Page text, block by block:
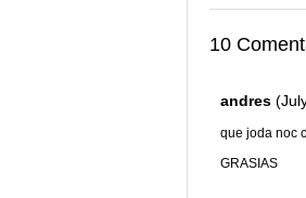
10
andres
que joda noc
GRASIAS